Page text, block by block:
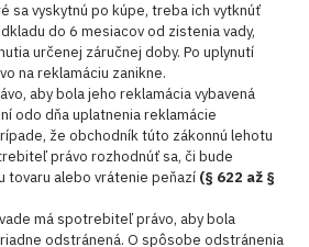
sa vyskytnú po kúpe, treba ich vytknúť
do 6 mesiacov od zistenia vady,
určenej záručnej doby. Po uplynutí
na reklamáciu zanikne.
aby bola jeho reklamácia vybavená
odo dňa uplatnenia reklamácie
že obchodník túto zákonnú lehotu
právo rozhodnúť sa, či bude
tovaru alebo vrátenie peňazí (§ 622 až §
má spotrebiteľ právo, aby bola
odstránená. O spôsobe odstránenia